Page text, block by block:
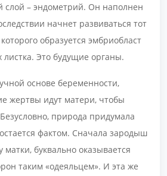
слой – эндометрий. Он наполнен
начнет развиваться тот
образуется эмбриобласт
Это будущие органы.
основе беременности,
жертвы идут матери, чтобы
природа придумала
фактом. Сначала зародыш
матки, буквально оказывается
таким «одеяльцем». И эта же